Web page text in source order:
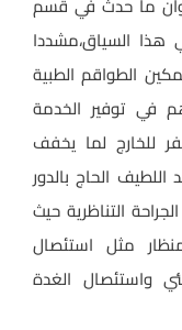
هذا السياق،مشددا
الطواقم الطبية
في توفير الخدمة
للخارج لما يخفف
الحاج بالدور
التناظرية حيث
مثل استئصال
واستئصال الغدة